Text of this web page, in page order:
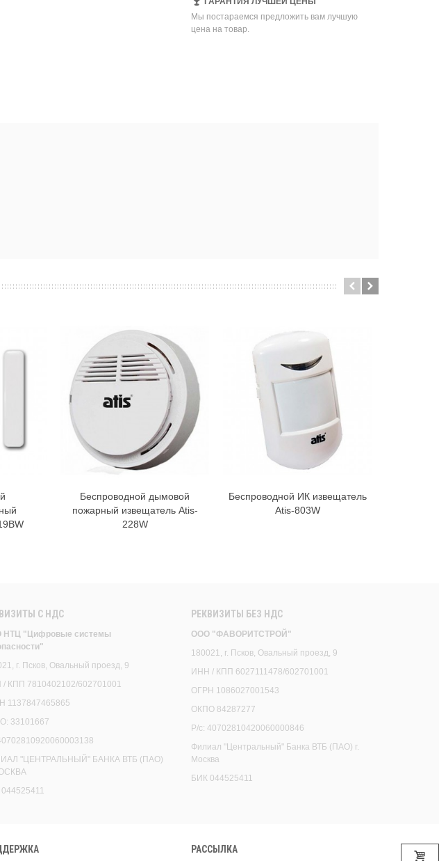
Мы постараемся предложить вам лучшую
цена на товар.
В корзину
Беспроводной дымовой
пожарный извещатель Atis-
228W
В корзину
Беспроводной ИК извещатель
Atis-803W
C НДС
НТЦ "Цифровые системы
г. Псков, Овальный проезд, 9
КПП 7810402102/602701001
1137847465865
33101667
"ЦЕНТРАЛЬНЫЙ" БАНКА ВТБ (ПАО)
РЕКВИЗИТЫ БЕЗ НДС
ООО "ФАВОРИТСТРОЙ"
180021, г. Псков, Овальный проезд, 9
ИНН / КПП 6027111478/602701001
ОГРН 1086027001543
ОКПО 84287277
Р/с: 40702810420060000846
Филиал "Центральный" Банка ВТБ (ПАО) г.
Москва
БИК 044525411
РАССЫЛКА